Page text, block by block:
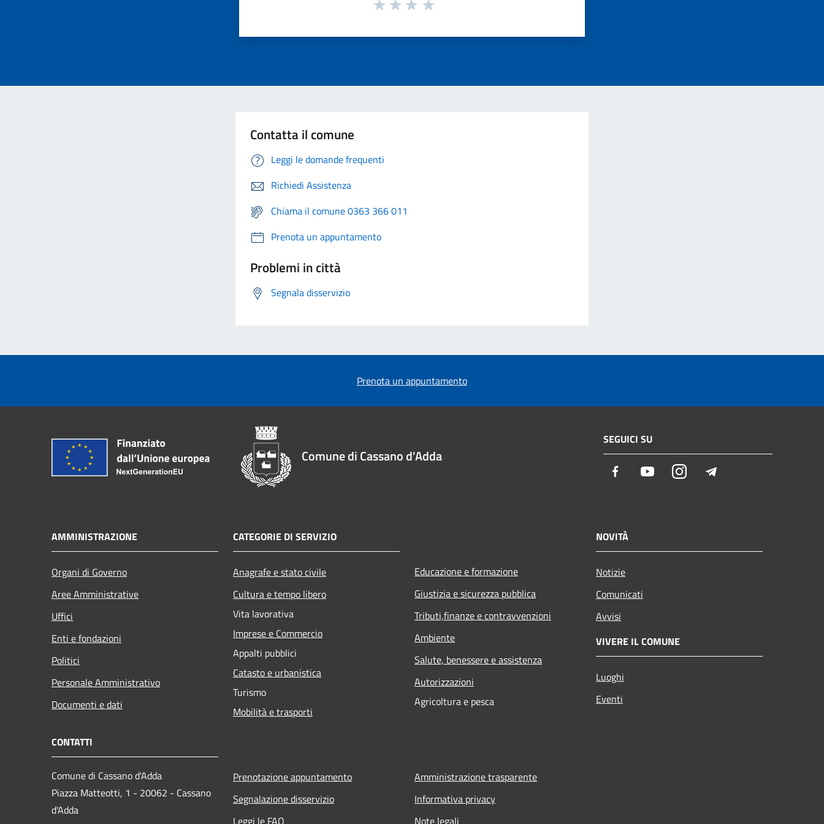
Contatta il comune
Leggi le domande frequenti
Richiedi Assistenza
Chiama il comune 0363 366 011
Prenota un appuntamento
Problemi in città
Segnala disservizio
Prenota un appuntamento
Comune di Cassano d'Adda
SEGUICI SU
Facebook YoutubeInstagram
AMMINISTRAZIONE
Organi di Governo
Aree Amministrative
Uffici
Enti e fondazioni
Politici
Personale Amministrativo
Documenti e dati
CATEGORIE DI SERVIZIO
Anagrafe e stato civile
Cultura e tempo libero
Vita lavorativa
Imprese e Commercio
Appalti pubblici
Catasto e urbanistica
Turismo
Mobilità e trasporti
Educazione e formazione
Giustizia e sicurezza pubblica
Tributi,finanze e contravvenzioni
Ambiente
Salute, benessere e assistenza
Autorizzazioni
Agricoltura e pesca
NOVITÀ
Notizie
Comunicati
Avvisi
VIVERE IL COMUNE
Luoghi
Eventi
CONTATTI
Comune di Cassano d'Adda
Piazza Matteotti, 1 - 20062 - Cassano
d'Adda
Prenotazione appuntamento
Segnalazione disservizio
Leggi le FAQ
Amministrazione trasparente
Informativa privacy
Note legali